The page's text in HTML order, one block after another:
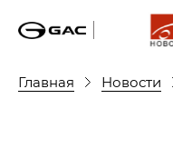
Главная Новости